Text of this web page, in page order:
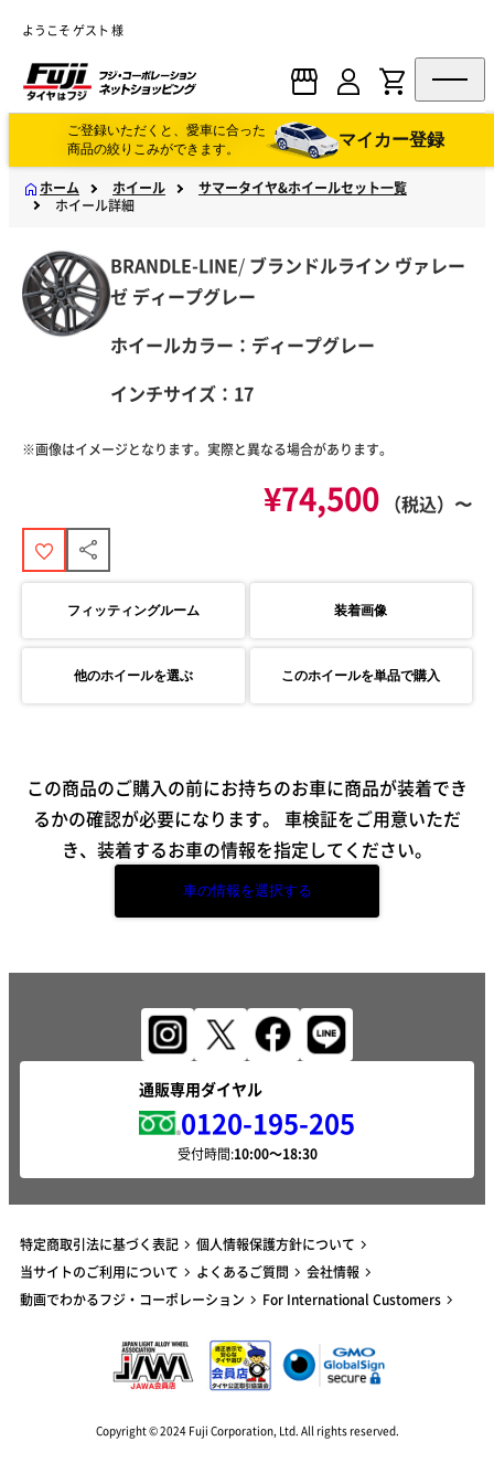
ようこそ ゲスト 様
ご登録いただくと、愛車に合った
商品の絞りこみができます。
マイカー登録
ホーム ホイール
サマータイヤ&ホイールセット一覧
ホイール詳細
BRANDLE-LINE/ ブランドルライン ヴァレー
ゼ ディープグレー
ホイールカラー：ディープグレー
インチサイズ：17
※画像はイメージとなります。実際と異なる場合があります。
¥74,500 （税込）〜
フィッティングルーム 装着画像
他のホイールを選ぶ このホイールを単品で購入
この商品のご購入の前にお持ちのお車に商品が装着でき
るかの確認が必要になります。 車検証をご用意いただ
き、装着するお車の情報を指定してください。
車の情報を選択する
通販専用ダイヤル
0120-195-205
受付時間:
特定商取引法に基づく表記
個人情報保護方針について
当サイトのご利用について
よくあるご質問
会社情報
動画でわかるフジ・コーポレーション
For International Customers
Copyright © 2024 Fuji Corporation, Ltd. All rights reserved.